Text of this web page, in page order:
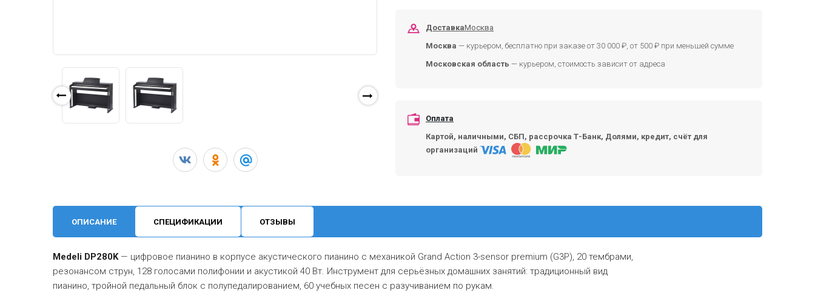
ДоставкаМосква
Москва — курьером, бесплатно при заказе от 30 000 ₽, от 500 ₽ при меньшей сумме
Московская область — курьером, стоимость зависит от адреса
Оплата
Картой, наличными, СБП, рассрочка Т-Банк, Долями, кредит, счёт для
организаций
ОПИСАНИЕ СПЕЦИФИКАЦИИ ОТЗЫВЫ
Medeli DP280K— цифровое пианино в корпусе акустического пианино с механикой Grand Action 3-sensor premium (G3P), 20 тембрами,
резонансом струн, 128 голосами полифонии и акустикой 40 Вт. Инструмент для серьёзных домашних занятий: традиционный вид
пианино, тройной педальный блок с полупедалированием, 60 учебных песен с разучиванием по рукам.